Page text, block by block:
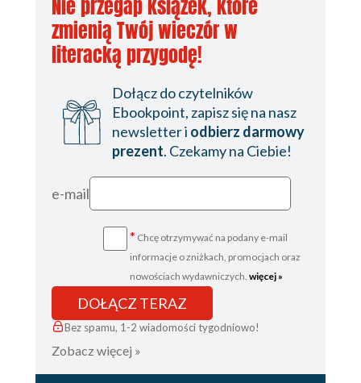
Nie przegap książek, które
zmienią Twój wieczór w
literacką przygodę!
Dołącz do czytelników
Ebookpoint, zapisz się na nasz
newsletter i odbierz darmowy
prezent. Czekamy na Ciebie!
e-mail
* Chcę otrzymywać na podany e-mail
informacje o zniżkach, promocjach oraz
nowościach wydawniczych. więcej »
DOŁĄCZ TERAZ
Bez spamu, 1-2 wiadomości tygodniowo!
Zobacz więcej »